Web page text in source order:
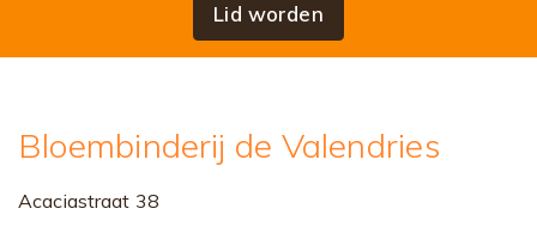
Lid worden
Bloembinderij de Valendries
Acaciastraat 38